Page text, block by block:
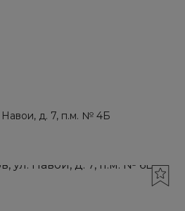
Навои, д. 7, п.м. № 4Б